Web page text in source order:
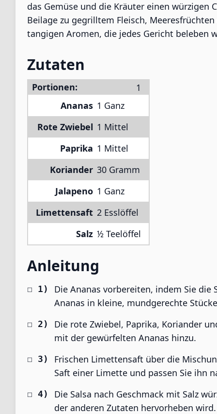
das Gemüse und die Kräuter einen würzigen
Beilage zu gegrilltem Fleisch,
tangigen Aromen, die jedes Gericht beleben
Zutaten
Portionen:
Ananas 1 Ganz
Rote Zwiebel 1 Mittel
Paprika 1 Mittel
Koriander 30 Gramm
Jalapeno 1 Ganz
Limettensaft 2 Esslöffel
Salz ½ Teelöffel
Anleitung
Die Ananas vorbereiten, indem Sie die
Ananas in kleine, mundgerechte
Die rote Zwiebel, Paprika, Koriander
mit der gewürfelten Ananas hinzu.
Frischen Limettensaft über die
Saft einer Limette und passen Sie ihn
Die Salsa nach Geschmack mit Salz
der anderen Zutaten hervorheben wird.